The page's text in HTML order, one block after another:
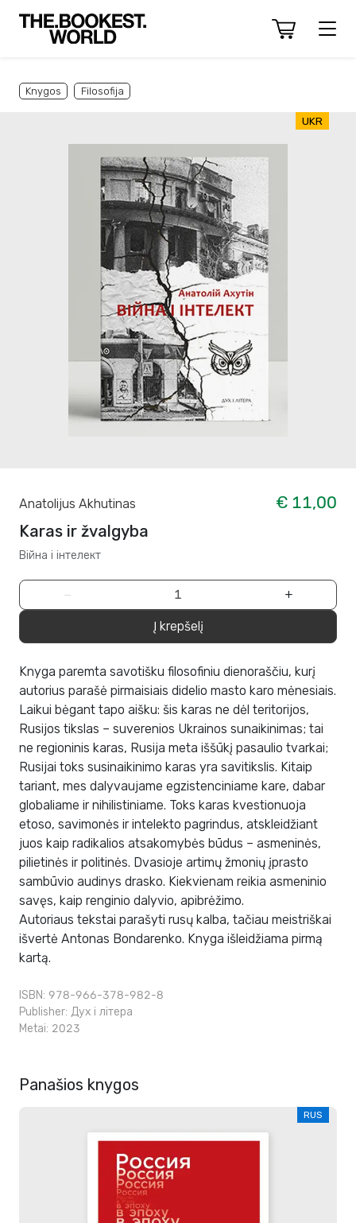
Knygos Filosofija
UKR
Anatolijus Akhutinas
€ 11,00
Karas ir žvalgyba
Війна і інтелект
− +
Į krepšelį
Knyga paremta savotišku filosofiniu dienoraščiu, kurį
autorius parašė pirmaisiais didelio masto karo mėnesiais.
Laikui bėgant tapo aišku: šis karas ne dėl teritorijos,
Rusijos tikslas – suverenios Ukrainos sunaikinimas; tai
ne regioninis karas, Rusija meta iššūkį pasaulio tvarkai;
Rusijai toks susinaikinimo karas yra savitikslis. Kitaip
tariant, mes dalyvaujame egzistenciniame kare, dabar
globaliame ir nihilistiniame. Toks karas kvestionuoja
etoso, savimonės ir intelekto pagrindus, atskleidžiant
juos kaip radikalios atsakomybės būdus – asmeninės,
pilietinės ir politinės. Dvasioje artimų žmonių įprasto
sambūvio audinys drasko. Kiekvienam reikia asmeninio
savęs, kaip renginio dalyvio, apibrėžimo.
Autoriaus tekstai parašyti rusų kalba, tačiau meistriškai
išvertė Antonas Bondarenko. Knyga išleidžiama pirmą
kartą.
ISBN: 978-966-378-982-8
Publisher: Дух і літера
Metai: 2023
Panašios knygos
RUS